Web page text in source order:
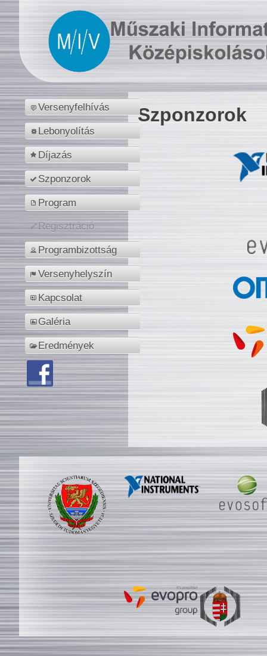
Versenyfelhívás
Lebonyolítás
Díjazás
Szponzorok
Program
Regisztráció
Programbizottság
Versenyhelyszín
Kapcsolat
Galéria
Eredmények
Szponzorok